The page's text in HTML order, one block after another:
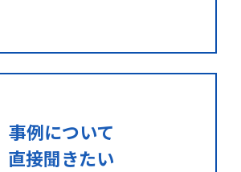
事例について
直接聞きたい